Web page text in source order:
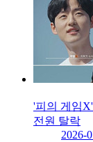
'피의 게임
전원 탈락
2026-